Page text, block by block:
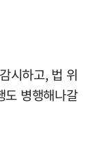
시하고, 법 위
도 병행해나갈